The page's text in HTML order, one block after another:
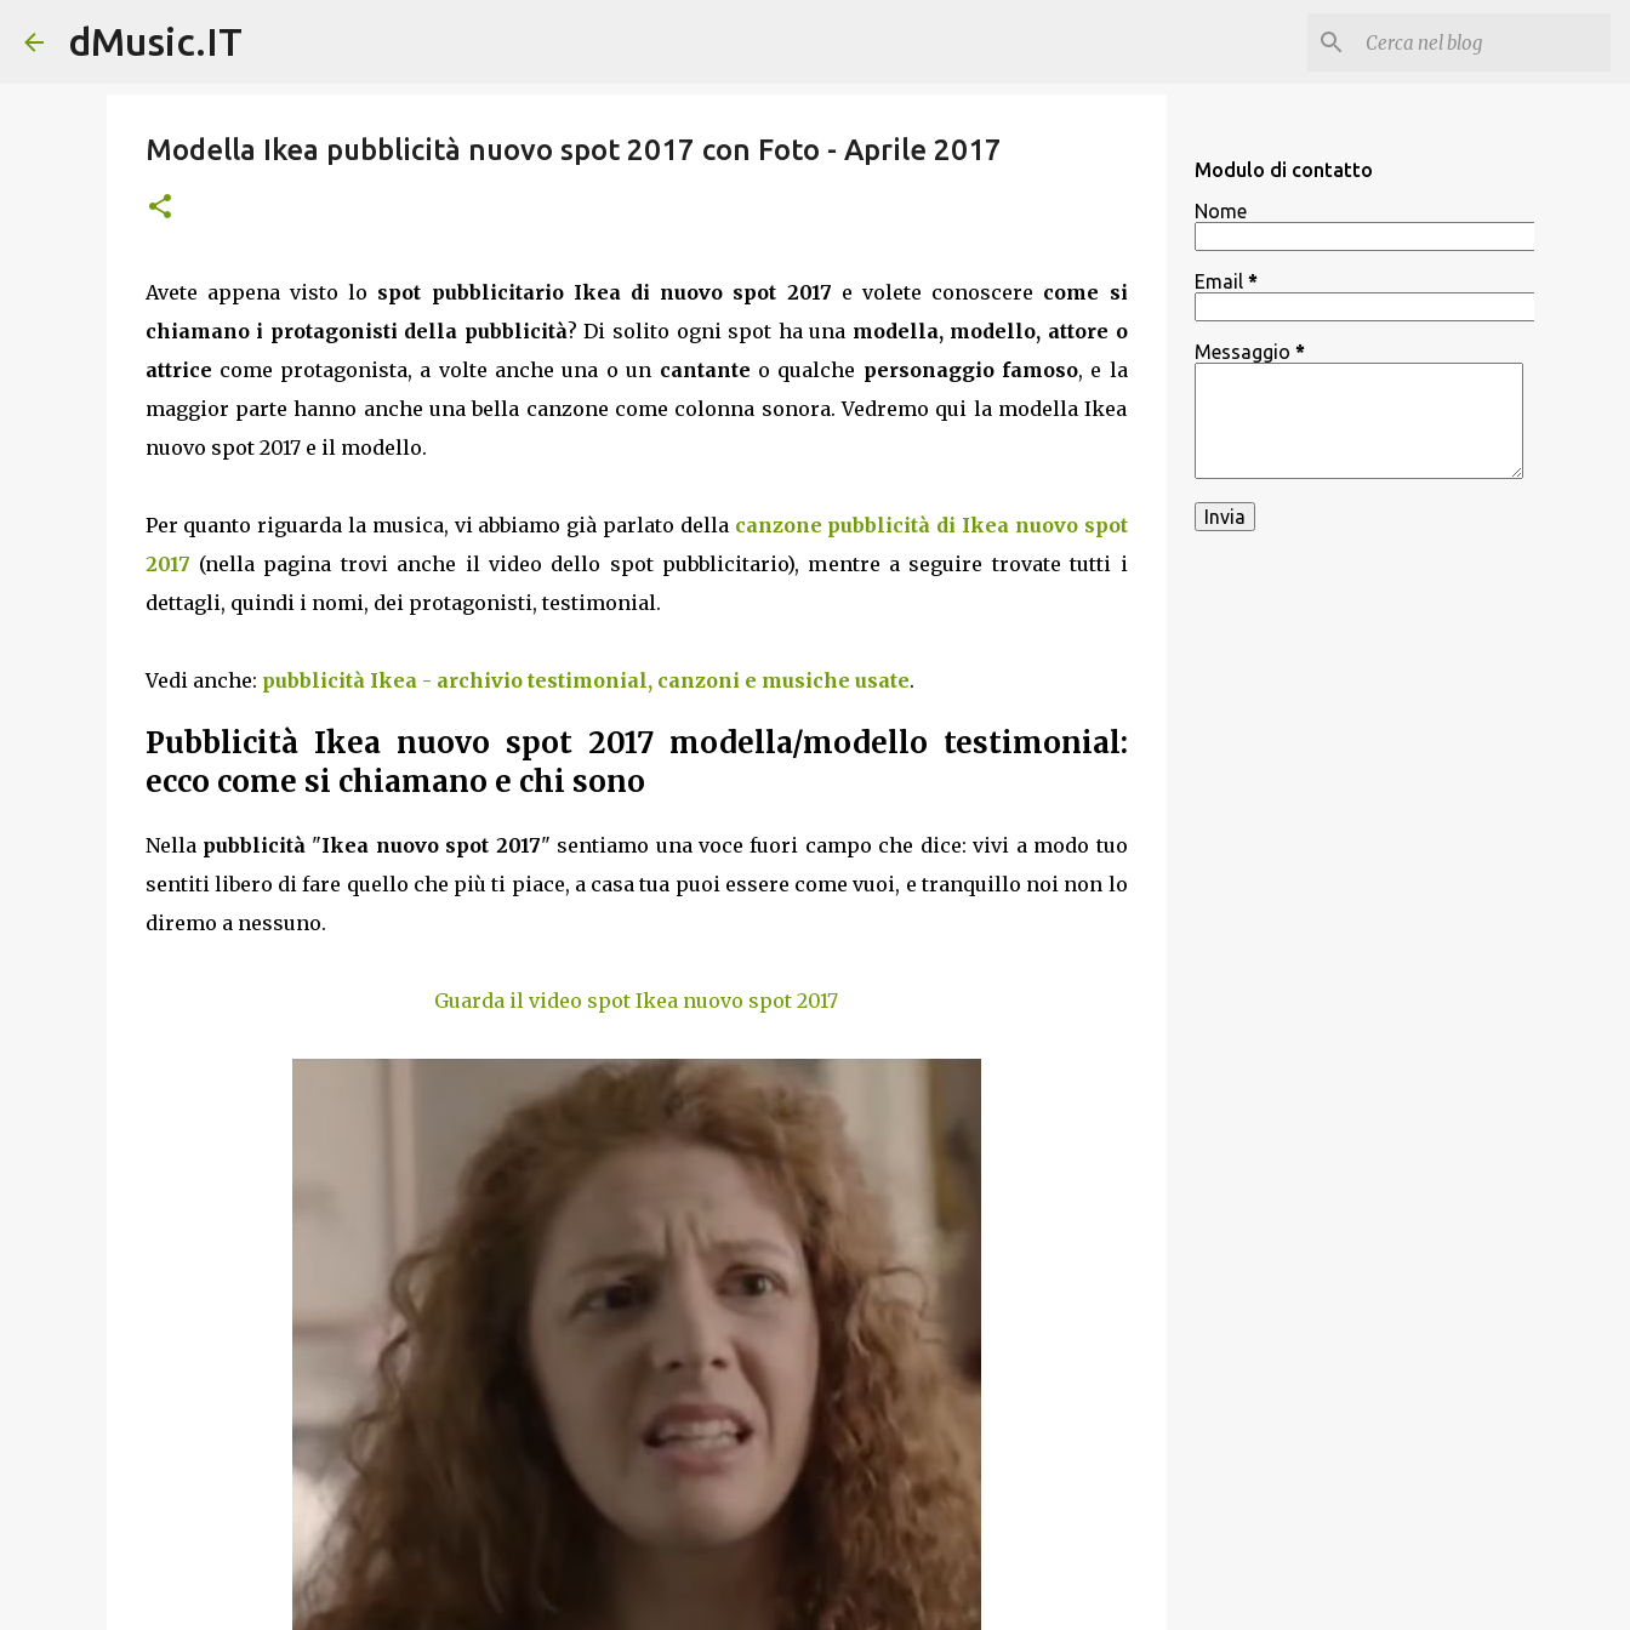
dMusic.IT
Modella Ikea pubblicità nuovo spot 2017 con Foto - Aprile 2017
Avete appena visto lo spot pubblicitario Ikea di nuovo spot 2017 e volete conoscere come si
chiamano i protagonisti della pubblicità? Di solito ogni spot ha una modella, modello, attore o
attrice come protagonista, a volte anche una o un cantante o qualche personaggio famoso, e la
maggior parte hanno anche una bella canzone come colonna sonora. Vedremo qui la modella Ikea
nuovo spot 2017 e il modello.
Per quanto riguarda la musica, vi abbiamo già parlato della canzone pubblicità di Ikea nuovo spot
2017 (nella pagina trovi anche il video dello spot pubblicitario), mentre a seguire trovate tutti i
dettagli, quindi i nomi, dei protagonisti, testimonial.
Vedi anche: pubblicità Ikea - archivio testimonial, canzoni e musiche usate.
Pubblicità Ikea nuovo spot 2017 modella/modello testimonial:
ecco come si chiamano e chi sono
Nella pubblicità "Ikea nuovo spot 2017" sentiamo una voce fuori campo che dice: vivi a modo tuo
sentiti libero di fare quello che più ti piace, a casa tua puoi essere come vuoi, e tranquillo noi non lo
diremo a nessuno.
Guarda il video spot Ikea nuovo spot 2017
Modulo di contatto
Nome
Email *
Messaggio *